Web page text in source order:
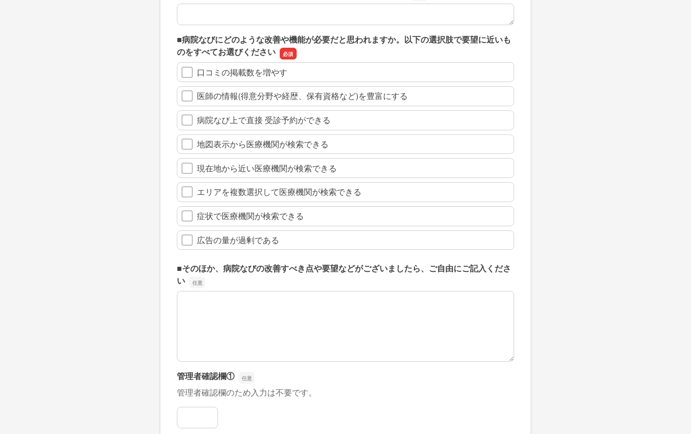
上記のように回答された具体的な理由があればご記入ください
■病院なびにどのような改善や機能が必要だと思われますか。以下の選択肢で要望に近いも
のをすべてお選びください
口コミの掲載数を増やす
医師の情報(得意分野や経歴、保有資格など)を豊富にする
病院なび上で直接 受診予約ができる
地図表示から医療機関が検索できる
現在地から近い医療機関が検索できる
エリアを複数選択して医療機関が検索できる
症状で医療機関が検索できる
広告の量が過剰である
■そのほか、病院なびの改善すべき点や要望などがございましたら、ご自由にご記入くださ
い
■そのほか、病院なびの改善すべき点や要望などがございましたら、ご自由にご記入ください
管理者確認欄①
管理者確認欄のため入力は不要です。
管理者確認欄①